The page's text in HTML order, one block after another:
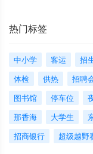
热门标签
中小学 客运 招
体检
供热 招聘
图书馆
停车位
那香海
大学生
招商银行
超级越野